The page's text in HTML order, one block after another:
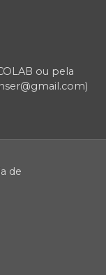
ou pela
de